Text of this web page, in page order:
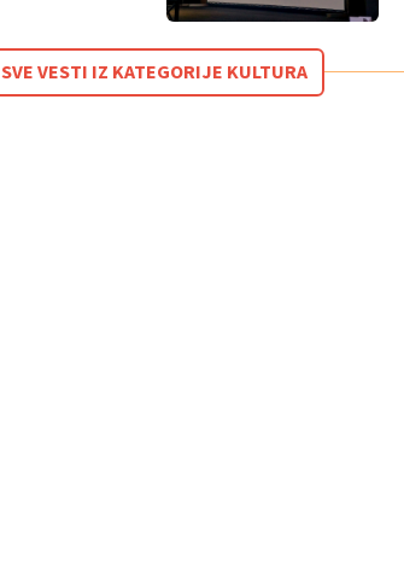
SVE VESTI IZ KATEGORIJE KULTURA